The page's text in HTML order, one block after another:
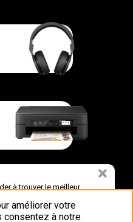
améliorer votre
consentez à notre
à trouver le meilleur